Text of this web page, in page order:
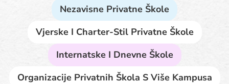
Nezavisne Privatne Škole
Vjerske I Charter-Stil Privatne Škole
Internatske I Dnevne Škole
Organizacije Privatnih Škola S Više Kampusa